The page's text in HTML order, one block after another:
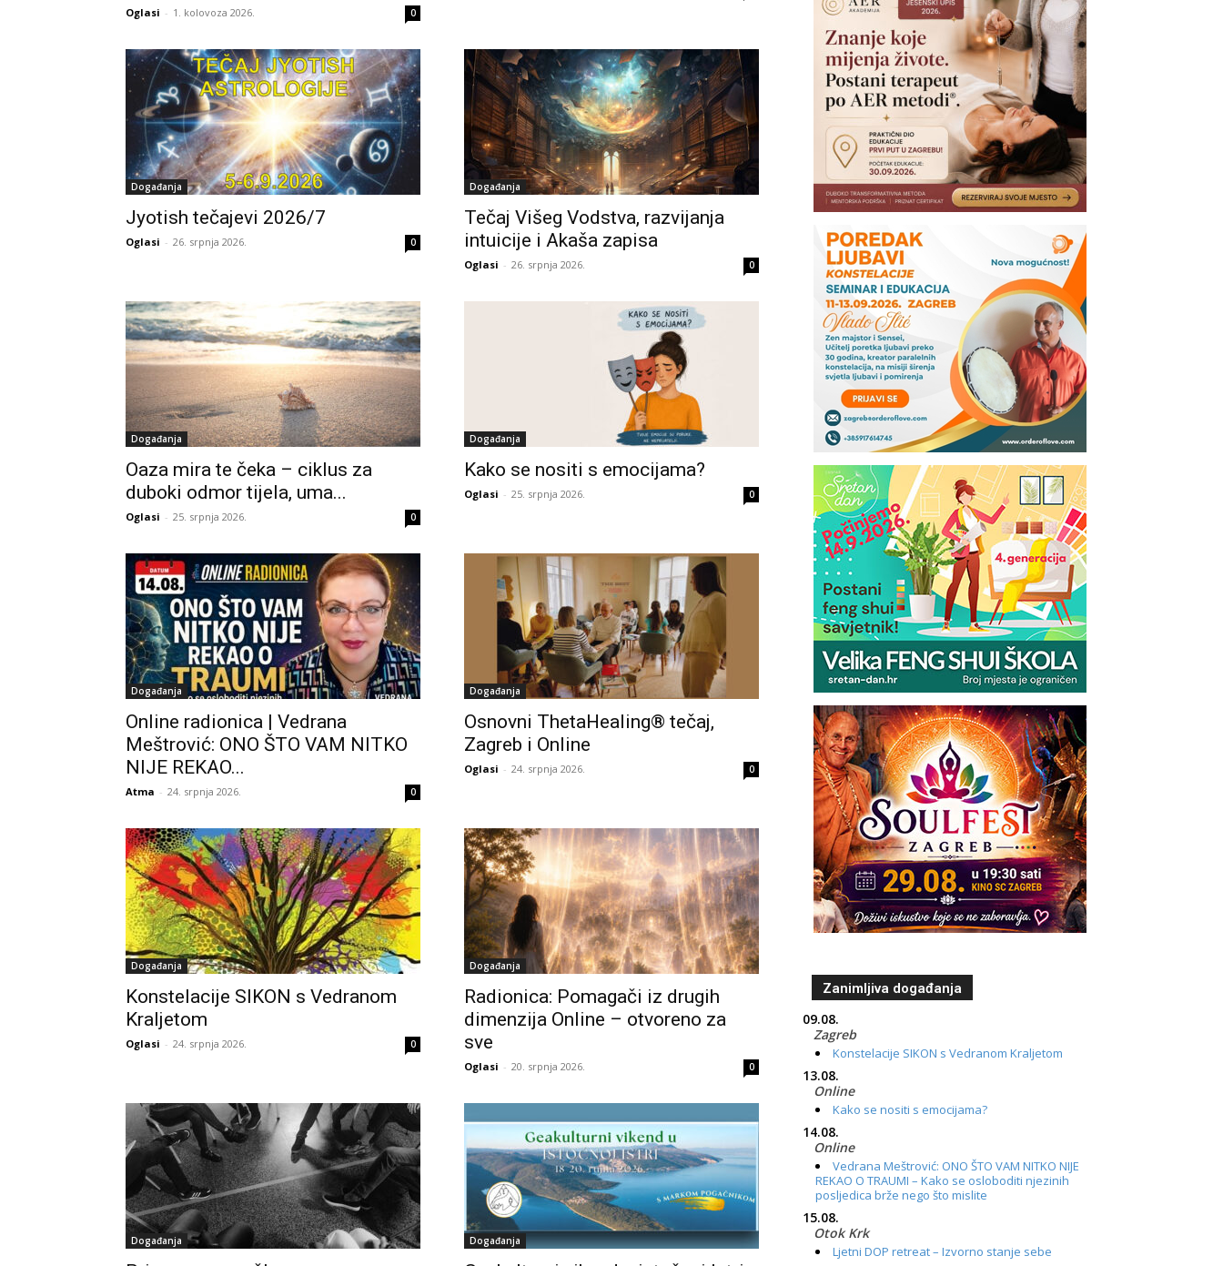
Oglasi - 1. kolovoza 2026. 0
Događanja
Jyotish tečajevi 2026/7
Oglasi - 26. srpnja 2026. 0
Događanja
Tečaj Višeg Vodstva, razvijanja
intuicije i Akaša zapisa
Oglasi - 26. srpnja 2026. 0
Događanja
Oaza mira te čeka – ciklus za
duboki odmor tijela, uma...
Oglasi - 25. srpnja 2026. 0
Događanja
Kako se nositi s emocijama?
Oglasi - 25. srpnja 2026. 0
Događanja
Online radionica | Vedrana
Meštrović: ONO ŠTO VAM NITKO
NIJE REKAO...
Atma - 24. srpnja 2026. 0
Događanja
Osnovni ThetaHealing® tečaj,
Zagreb i Online
Oglasi - 24. srpnja 2026. 0
Događanja
Konstelacije SIKON s Vedranom
Kraljetom
Oglasi - 24. srpnja 2026. 0
Događanja
Radionica: Pomagači iz drugih
dimenzija Online – otvoreno za
sve
Oglasi - 20. srpnja 2026. 0
Događanja Događanja
Zanimljiva događanja
09.08.
Zagreb
Konstelacije SIKON s Vedranom Kraljetom
13.08.
Online
Kako se nositi s emocijama?
14.08.
Online
Vedrana Meštrović: ONO ŠTO VAM NITKO NIJE
REKAO O TRAUMI – Kako se osloboditi njezinih
posljedica brže nego što mislite
15.08.
Otok Krk
Ljetni DOP retreat – Izvorno stanje sebe